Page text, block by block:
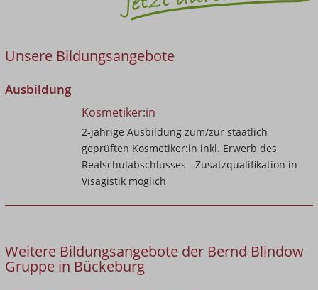
Unsere Bildungsangebote
Ausbildung
Kosmetiker:in
2-jährige Ausbildung zum/zur staatlich
geprüften Kosmetiker:in inkl. Erwerb des
Realschulabschlusses - Zusatzqualifikation in
Visagistik möglich
Weitere Bildungsangebote der Bernd Blindow
Gruppe in Bückeburg